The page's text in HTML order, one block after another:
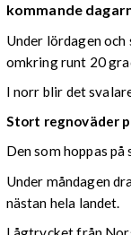
kommande
Under lördagen
omkring runt 20
I norr blir det
Stort regnoväder
Den som hoppas
Under måndagen
nästan hela landet.